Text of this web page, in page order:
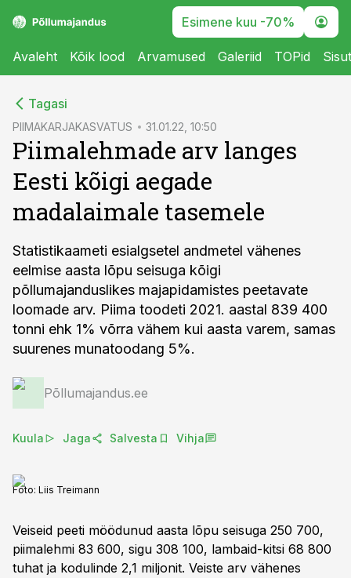
Esimene kuu -70%
Avaleht Kõik lood Arvamused Galeriid TOPid
Tagasi
PIIMAKARJAKASVATUS 31.01.22, 10:50
Piimalehmade arv langes
Eesti kõigi aegade
madalaimale tasemele
Statistikaameti esialgsetel andmetel vähenes
eelmise aasta lõpu seisuga kõigi
põllumajanduslikes majapidamistes peetavate
loomade arv. Piima toodeti 2021. aastal 839 400
tonni ehk 1% võrra vähem kui aasta varem, samas
suurenes munatoodang 5%.
Põllumajandus.ee
Kuula Jaga Salvesta Vihja
Foto: Liis Treimann
Veiseid peeti möödunud aasta lõpu seisuga 250 700,
piimalehmi 83 600, sigu 308 100, lambaid-kitsi 68 800
tuhat ja kodulinde 2,1 miljonit. Veiste arv vähenes